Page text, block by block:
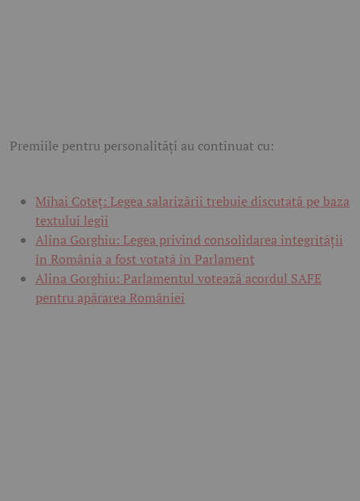
Premiile pentru personalități au continuat cu:
Mihai Coteț: Legea salarizării trebuie discutată pe baza
textului legii
Alina Gorghiu: Legea privind consolidarea integrității
în România a fost votată în Parlament
Alina Gorghiu: Parlamentul votează acordul SAFE
pentru apărarea României